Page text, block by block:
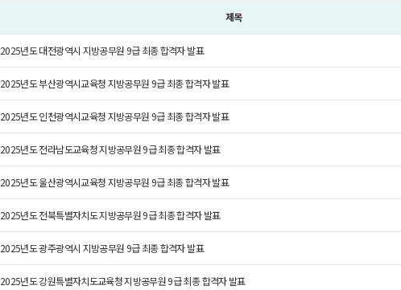
제목
2025년도 대전광역시 지방공무원 9급 최종 합격자 발표
2025년도 부산광역시교육청 지방공무원 9급 최종 합격자 발표
2025년도 인천광역시교육청 지방공무원 9급 최종 합격자 발표
2025년도 전라남도교육청 지방공무원 9급 최종 합격자 발표
2025년도 울산광역시교육청 지방공무원 9급 최종 합격자 발표
2025년도 전북특별자치도 지방공무원 9급 최종 합격자 발표
2025년도 광주광역시 지방공무원 9급 최종 합격자 발표
2025년도 강원특별자치도교육청 지방공무원 9급 최종 합격자 발표